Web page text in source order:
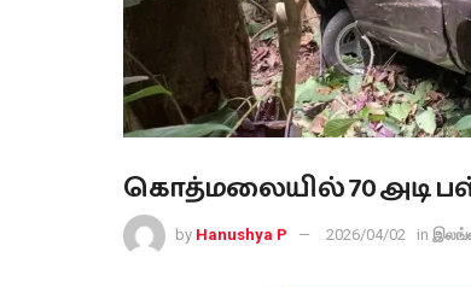
கொத்மலையில் 70 அடி
by Hanushya P 2026/04/02 in